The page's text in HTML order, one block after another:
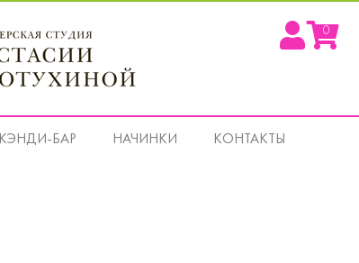
0
КЭНДИ-БАР НАЧИНКИ КОНТАКТЫ